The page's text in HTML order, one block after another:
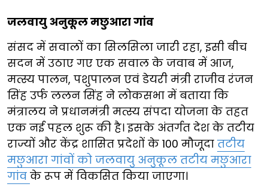
जलवायु अनुकूल मछुआरा गांव
संसद में सवालों का सिलसिला जारी रहा, इसी बीच
सदन में उठाए गए एक सवाल के जवाब में आज,
मत्स्य पालन, पशुपालन एवं डेयरी मंत्री राजीव रंजन
सिंह उर्फ ललन सिंह ने लोकसभा में बताया कि
मंत्रालय ने प्रधानमंत्री मत्स्य संपदा योजना के तहत
एक नई पहल शुरू की है। इसके अंतर्गत देश के तटीय
राज्यों और केंद्र शासित प्रदेशों के 100 मौजूदा तटीय
मछुआरा गांवों को जलवायु अनुकूल तटीय मछुआरा
गांव के रूप में विकसित किया जाएगा।